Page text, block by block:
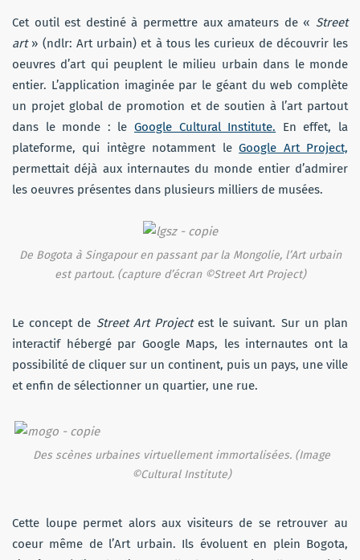
Cet outil est destiné à permettre aux amateurs de « Street
art» (ndlr: Art urbain) et à tous les curieux de découvrir les
oeuvres d’art qui peuplent le milieu urbain dans le monde
entier. L’application imaginée par le géant du web complète
un projet global de promotion et de soutien à l’art partout
dans le monde : le Google Cultural Institute. En effet, la
plateforme, qui intègre notamment leGoogle Art Project,
permettait déjà aux internautes du monde entier d’admirer
les oeuvres présentes dans plusieurs milliers de musées.
De Bogota à Singapour en passant par la Mongolie, l’Art urbain
est partout. (capture d’écran ©Street Art Project)
Le concept de Street Art Projectest le suivant. Sur un plan
interactif hébergé par Google Maps, les internautes ont la
possibilité de cliquer sur un continent, puis un pays, une ville
et enfin de sélectionner un quartier, une rue.
Des scènes urbaines virtuellement immortalisées. (Image
©Cultural Institute)
Cette loupe permet alors aux visiteurs de se retrouver au
coeur même de l’Art urbain. Ils évoluent en plein Bogota,